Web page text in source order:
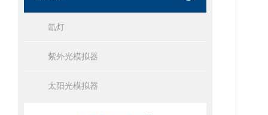
氙灯
紫外光模拟器
太阳光模拟器